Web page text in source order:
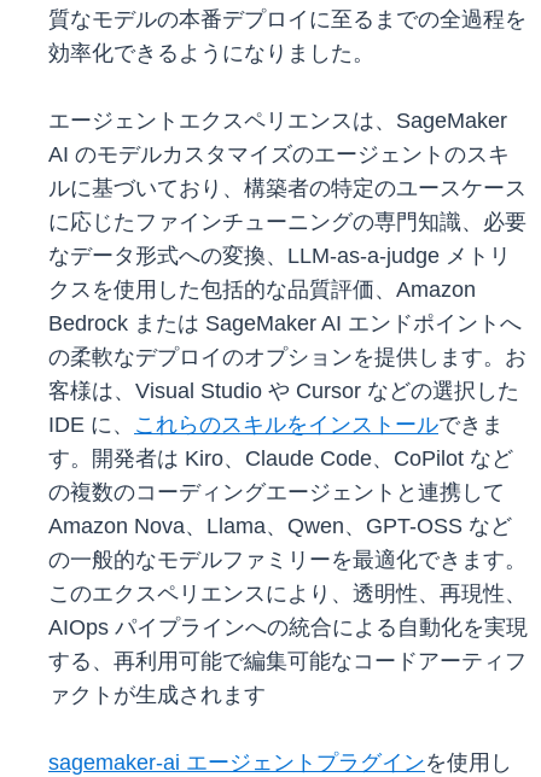
質なモデルの本番デプロイに至るまでの全過程を
効率化できるようになりました。
エージェントエクスペリエンスは、SageMaker
AI のモデルカスタマイズのエージェントのスキ
ルに基づいており、構築者の特定のユースケース
に応じたファインチューニングの専門知識、必要
なデータ形式への変換、LLM-as-a-judge メトリ
クスを使用した包括的な品質評価、Amazon
Bedrock または SageMaker AI エンドポイントへ
の柔軟なデプロイのオプションを提供します。お
客様は、Visual Studio や Cursor などの選択した
IDE に、 これらのスキルをインストールできま
す。開発者は Kiro、Claude Code、CoPilot など
の複数のコーディングエージェントと連携して
Amazon Nova、Llama、Qwen、GPT-OSS など
の一般的なモデルファミリーを最適化できます。
このエクスペリエンスにより、透明性、再現性、
AIOps パイプラインへの統合による自動化を実現
する、再利用可能で編集可能なコードアーティフ
ァクトが生成されます
sagemaker-ai エージェントプラグインを使用し